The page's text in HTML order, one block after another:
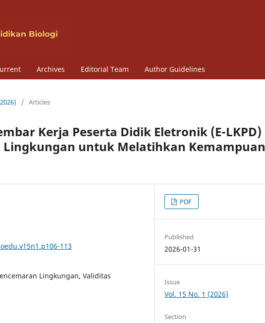
Archives Editorial Team Author Guidelines
/ Articles
Kerja Peserta Didik Eletronik (E-LKPD)
untuk Melatihkan Kemampuan
113
Lingkungan, Validitas
PDF
Published
2026-01-31
Issue
Vol. 15 No. 1 (2026)
Section